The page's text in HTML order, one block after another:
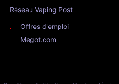
Réseau Vaping Post
Offres d'emploi
Megot.com